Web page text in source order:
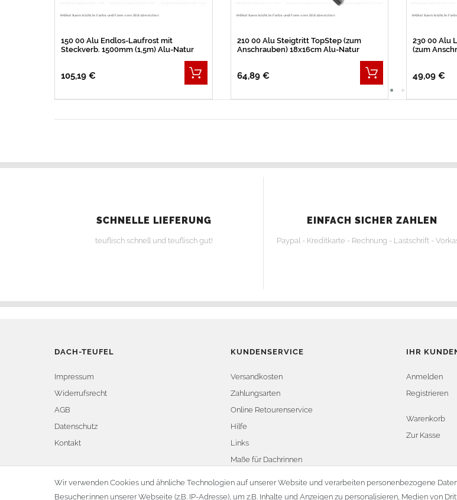
150 00 Alu Endlos-Laufrost mit
Steckverb. 1500mm (1,5m) Alu-Natur
105,19 €
210 00 Alu Steigtritt TopStep (zum
Anschrauben) 18x16cm Alu-Natur
64,89 €
230 00 Alu
(zum
49,09 €
SCHNELLE LIEFERUNG
teuflisch schnell und teuflisch gut!
EINFACH SICHER ZAHLEN
Paypal - Kreditkarte - Rechnung - Lastschrift -
DACH-TEUFEL
Impressum
Widerrufsrecht
AGB
Datenschutz
Kontakt
KUNDENSERVICE
Versandkosten
Zahlungsarten
Online Retourenservice
Hilfe
Links
Maße für Dachrinnen
Vertrag widerrufen
IHR
Anmelden
Registrieren
Warenkorb
Zur Kasse
Wir verwenden Cookies und ähnliche Technologien auf unserer Website und verarbeiten personenbezogene
Besucher:innen unserer Webseite (z.B. IP-Adresse), um z.B. Inhalte und Anzeigen zu personalisieren, Medien von